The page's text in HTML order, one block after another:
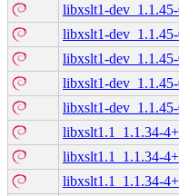
libxslt1-
libxslt1-
libxslt1-
libxslt1-
libxslt1-
libxslt1.1_1.1.34-
libxslt1.1_1.1.34-
libxslt1.1_1.1.34-